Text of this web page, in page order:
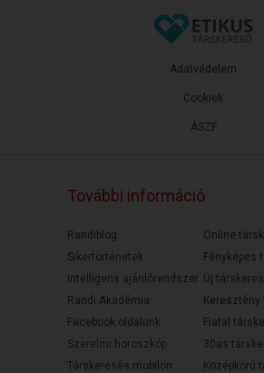
ÁSZF
Adatvédelem
Cookiek
További információ
Randiblog
Sikertörténetek
Intelligens ajánlórendszer
Randi Akadémia
Facebook oldalunk
Szerelmi horoszkóp
Társkeresés mobilon
Online
Fényképes
Új
Keresztény
Fiatal
30as
Középkorú